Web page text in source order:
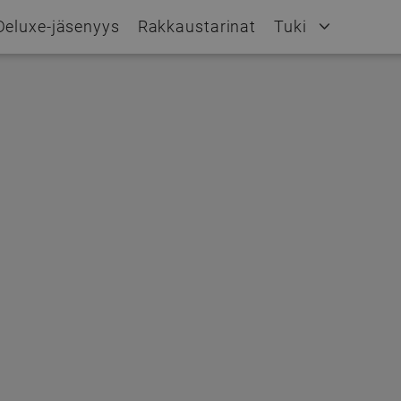
jäsenyys Rakkaustarinat Tuki